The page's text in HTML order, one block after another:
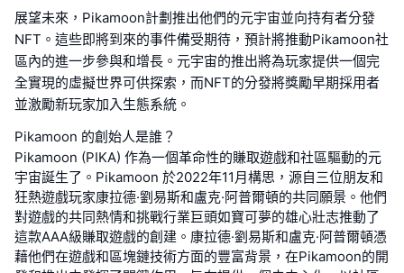
展望未來，Pikamoon計劃推出他們的元宇宙並向持有者分發
NFT。這些即將到來的事件備受期待，預計將推動Pikamoon社
區內的進一步參與和增長。元宇宙的推出將為玩家提供一個完
全實現的虛擬世界可供探索，而NFT的分發將獎勵早期採用者
並激勵新玩家加入生態系統。
Pikamoon 的創始人是誰？
Pikamoon (PIKA) 作為一個革命性的賺取遊戲和社區驅動的元
宇宙誕生了。Pikamoon 於2022年11月構思，源自三位朋友和
狂熱遊戲玩家康拉德·劉易斯和盧克·阿普爾頓的共同願景。他們
對遊戲的共同熱情和挑戰行業巨頭如寶可夢的雄心壯志推動了
這款AAA級賺取遊戲的創建。康拉德·劉易斯和盧克·阿普爾頓憑
藉他們在遊戲和區塊鏈技術方面的豐富背景，在Pikamoon的開